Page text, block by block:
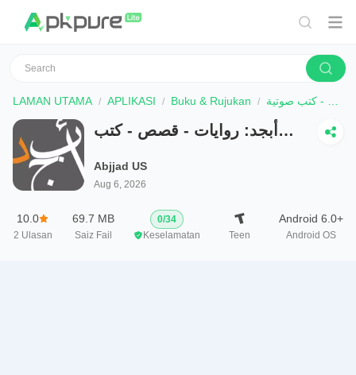
LAMAN UTAMA APLIKASI Buku & Rujukan أبجد: روايات - قصص - كتب صوتية
أبجد: روايات - قصص - كتب
Abjjad US
Aug 6, 2026
10.0
2 Ulasan
69.7 MB
Saiz Fail
0/34
Keselamatan
Teen
Android 6.0+
Android OS